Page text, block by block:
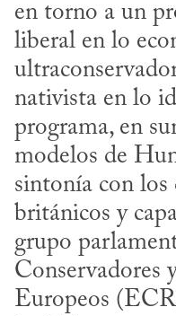
en torno a un
liberal en lo
nativista en lo
programa, en
modelos de
sintonía con los
británicos y
grupo
Conservadores
Europeos